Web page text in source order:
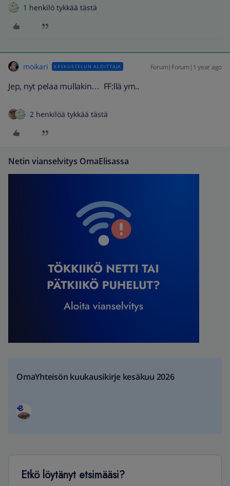
1 henkilö tykkää tästä
moikari KESKUSTELUN ALOITTAJA Forum|Forum|1 year ago
Jep, nyt pelaa mullakin… FF:llä ym..
2 henkilöä tykkää tästä
Netin vianselvitys OmaElisassa
OmaYhteisön kuukausikirje kesäkuu 2026
Etkö löytänyt etsimääsi?